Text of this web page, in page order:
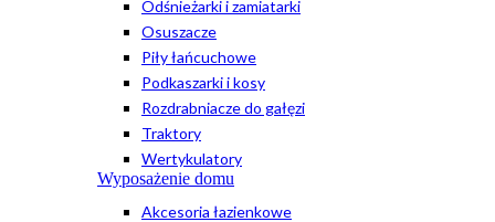
Odśnieżarki i zamiatarki
Osuszacze
Piły łańcuchowe
Podkaszarki i kosy
Rozdrabniacze do gałęzi
Traktory
Wertykulatory
Wyposażenie domu
Akcesoria łazienkowe